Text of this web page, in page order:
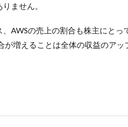
ません。
AWSの売上の割合も株主にとっ
増えることは全体の収益のアッ